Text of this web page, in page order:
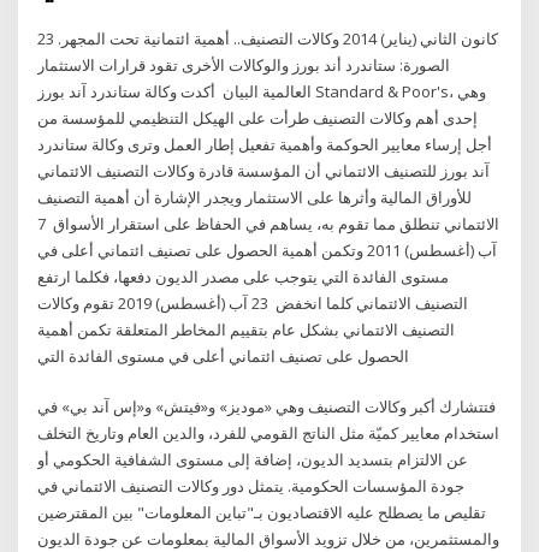
23 كانون الثاني (يناير) 2014 وكالات التصنيف.. أهمية ائتمانية تحت المجهر.
الصورة: ستاندرد أند بورز والوكالات الأخرى تقود قرارات الاستثمار
العالمية البيان أكدت وكالة ستاندرد آند بورز Standard & Poor's، وهي
إحدى أهم وكالات التصنيف طرأت على الهيكل التنظيمي للمؤسسة من
أجل إرساء معايير الحوكمة وأهمية تفعيل إطار العمل وترى وكالة ستاندرد
آند بورز للتصنيف الائتماني أن المؤسسة قادرة وكالات التصنيف الائتماني
للأوراق المالية وأثرها على الاستثمار ويجدر الإشارة أن أهمية التصنيف
الائتماني تنطلق مما تقوم به، يساهم في الحفاظ على استقرار الأسواق 7
آب (أغسطس) 2011 وتكمن أهمية الحصول على تصنيف ائتماني أعلى في
مستوى الفائدة التي يتوجب على مصدر الديون دفعها، فكلما ارتفع
التصنيف الائتماني كلما انخفض 23 آب (أغسطس) 2019 تقوم وكالات
التصنيف الائتماني بشكل عام بتقييم المخاطر المتعلقة تكمن أهمية
فتتشارك أكبر وكالات التصنيف وهي «موديز» و«فيتش» و«إس آند بي» في
استخدام معايير كميّة مثل الناتج القومي للفرد، والدين العام وتاريخ التخلف
عن الالتزام بتسديد الديون، إضافة إلى مستوى الشفافية الحكومي أو
جودة المؤسسات الحكومية. يتمثل دور وكالات التصنيف الائتماني في
تقليص ما يصطلح عليه الاقتصاديون بـ"تباين المعلومات" بين المقترضين
والمستثمرين، من خلال تزويد الأسواق المالية بمعلومات عن جودة الديون